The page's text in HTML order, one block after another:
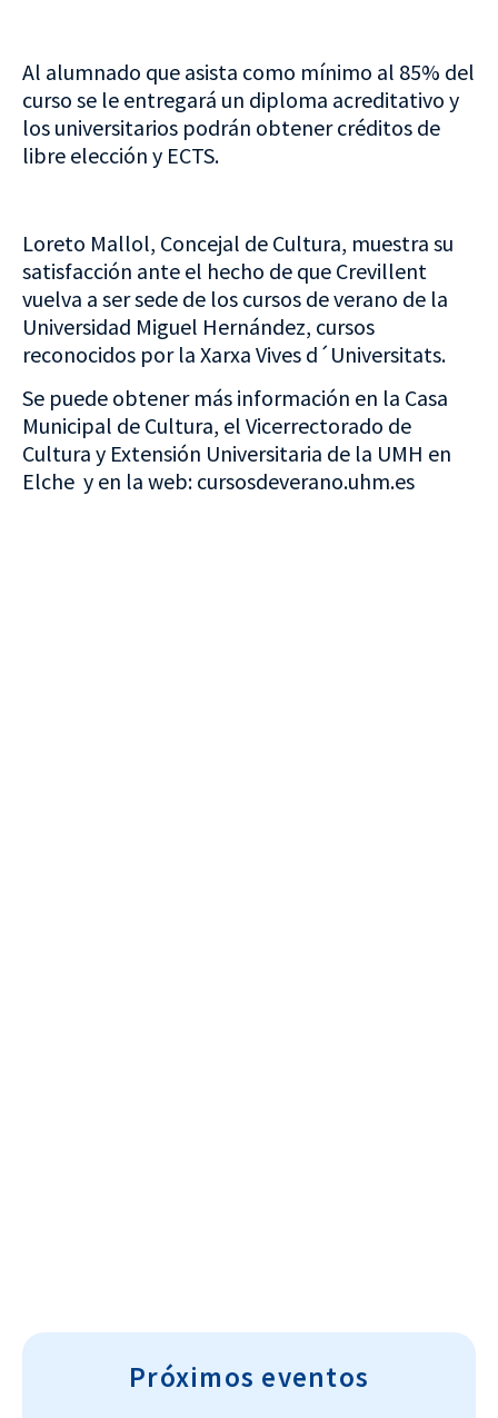
Al alumnado que asista como mínimo al 85% del
curso se le entregará un diploma acreditativo y
los universitarios podrán obtener créditos de
libre elección y ECTS.
Loreto Mallol, Concejal de Cultura, muestra su
satisfacción ante el hecho de que Crevillent
vuelva a ser sede de los cursos de verano de la
Universidad Miguel Hernández, cursos
reconocidos por la Xarxa Vives d´Universitats.
Se puede obtener más información en la Casa
Municipal de Cultura, el Vicerrectorado de
Cultura y Extensión Universitaria de la UMH en
Elche y en la web: cursosdeverano.uhm.es
Próximos eventos